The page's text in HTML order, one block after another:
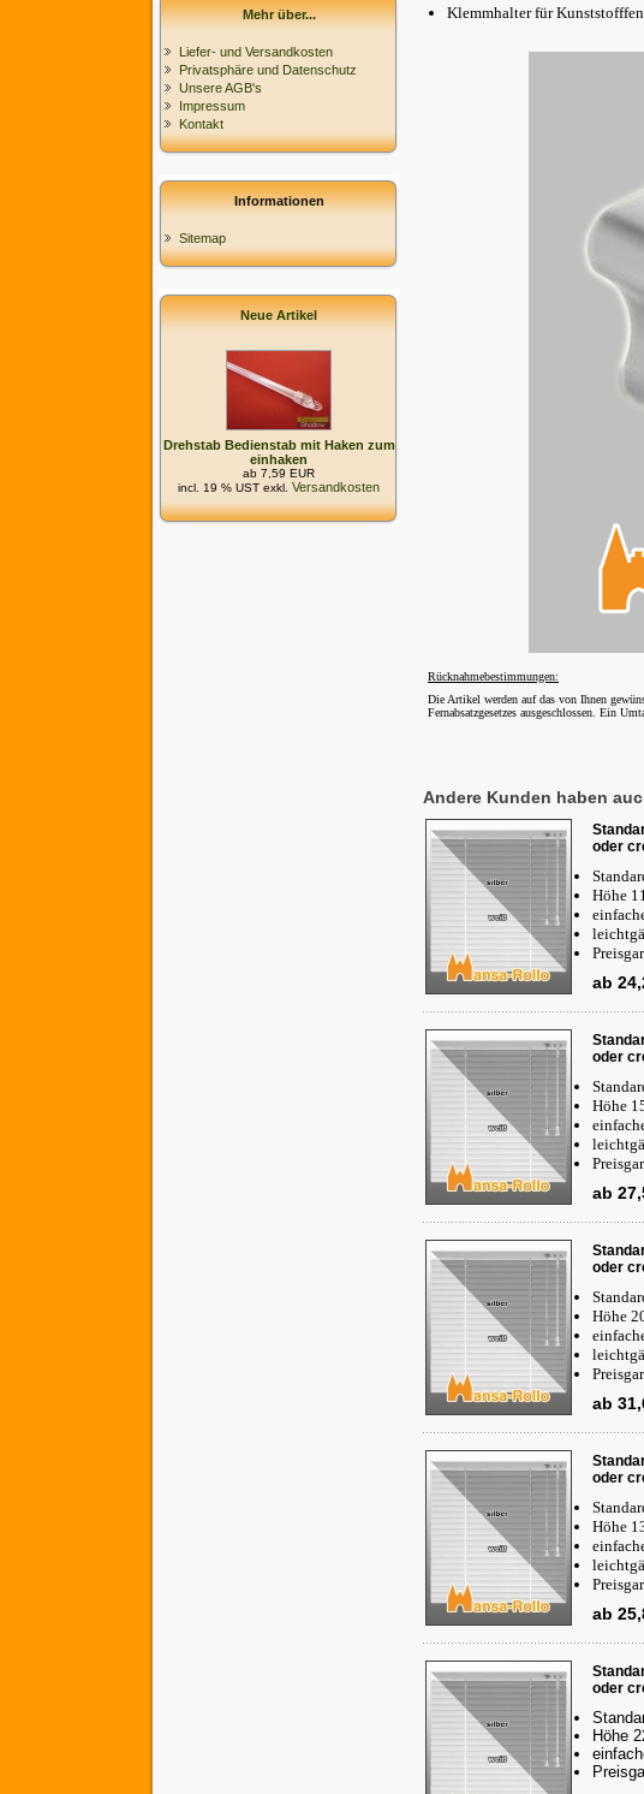
Mehr über...
Liefer- und Versandkosten
Privatsphäre und Datenschutz
Unsere AGB's
Impressum
Kontakt
Informationen
Sitemap
Neue Artikel
Drehstab Bedienstab mit Haken zum
einhaken
ab 7,59 EUR
incl. 19 % UST exkl. Versandkosten
Klemmhalter für
Rücknahmebestimmungen:
Die Artikel werden auf das von Ihnen
Fernabsatzgesetzes ausgeschlossen. Ein
Andere Kunden haben
oder
Höhe
ab
oder
Höhe
ab
oder
Höhe
ab
oder
Höhe
ab
oder
Höhe